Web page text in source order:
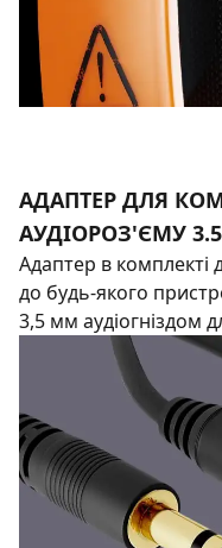
АДАПТЕР ДЛЯ
АУДІОРОЗ'ЄМУ
Адаптер в комплекті
до будь-якого
3,5 мм аудіогніздом